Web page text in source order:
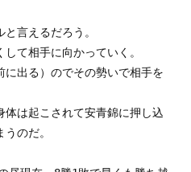
言えるだろう。
て相手に向かっていく。
出る）のでその勢いで相手を
は起こされて安青錦に押し込
のだ。